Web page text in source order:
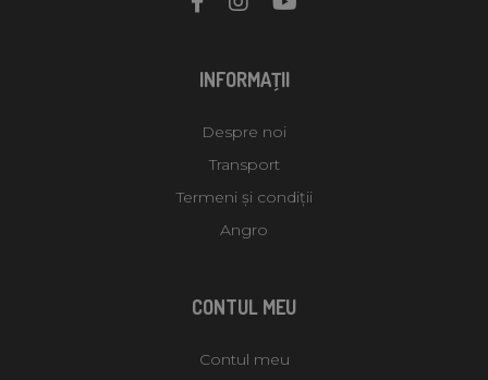
INFORMAŢII
Despre noi
Transport
Termeni și condiții
Angro
CONTUL MEU
Contul meu